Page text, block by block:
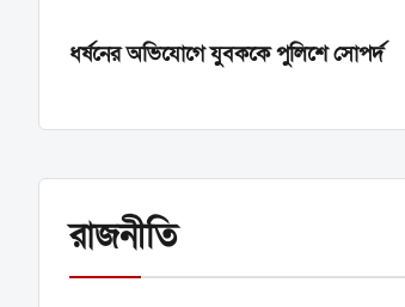
ধর্ষনের অভিযোগে যুবককে পুলিশে সোপর্দ
রাজনীতি